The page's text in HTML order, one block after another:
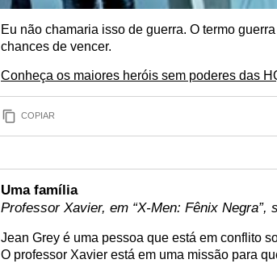
Eu não chamaria isso de guerra. O termo
chances de vencer.
Conheça os maiores heróis sem poderes das
COPIAR
Uma família
Professor Xavier, em “X-Men: Fênix Negra”,
Jean Grey é uma pessoa que está em conflito
O professor Xavier está em uma missão para